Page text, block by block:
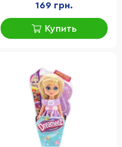
169 грн.
Купить